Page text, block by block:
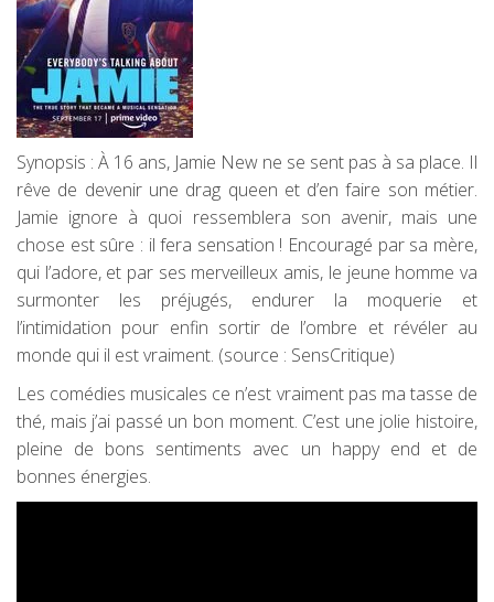
Synopsis : À 16 ans, Jamie New ne se sent pas à sa place. Il
rêve de devenir une drag queen et d’en faire son métier.
Jamie ignore à quoi ressemblera son avenir, mais une
chose est sûre : il fera sensation ! Encouragé par sa mère,
qui l’adore, et par ses merveilleux amis, le jeune homme va
surmonter les préjugés, endurer la moquerie et
l’intimidation pour enfin sortir de l’ombre et révéler au
monde qui il est vraiment. (source : SensCritique)
Les comédies musicales ce n’est vraiment pas ma tasse de
thé, mais j’ai passé un bon moment. C’est une jolie histoire,
pleine de bons sentiments avec un happy end et de
bonnes énergies.